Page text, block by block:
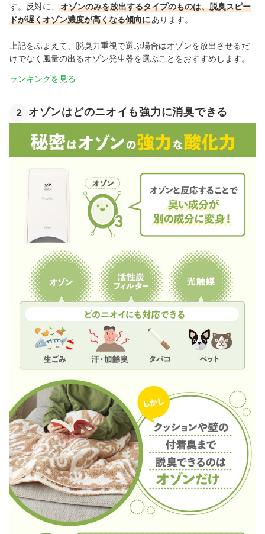
す。
反対に、
オゾンのみを放出するタイプのものは、脱臭スピー
ドが遅くオゾン濃度が高くなる傾向にあります。
上記をふまえて、脱臭力重視で選ぶ場合はオゾンを放出させるだ
けでなく風量の出るオゾン発生器を選ぶことをおすすめします。
ランキングを見る
2 オゾンはどのニオイも強力に消臭できる